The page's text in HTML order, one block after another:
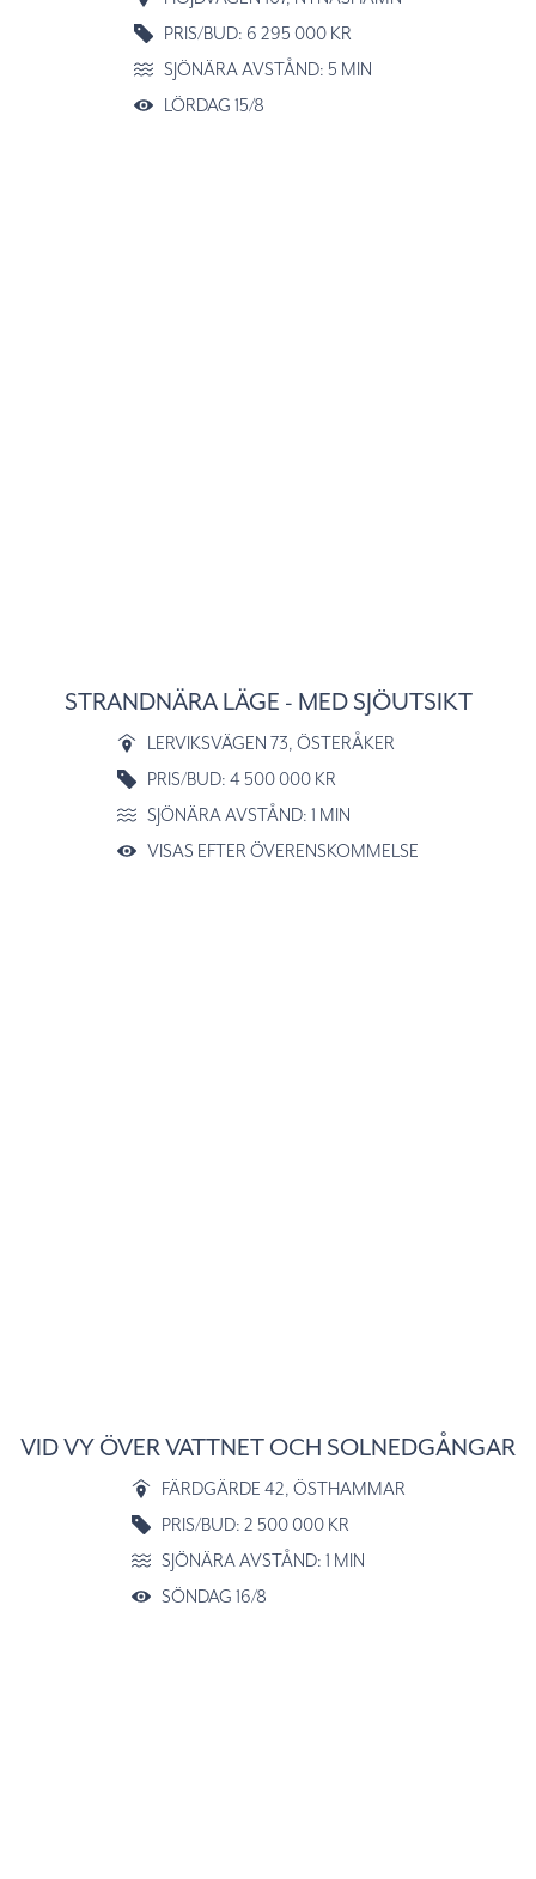
PRIS/BUD: 6 295 000 KR
SJÖNÄRA AVSTÅND: 5 MIN
LÖRDAG 15/8
STRANDNÄRA LÄGE - MED SJÖUTSIKT
LERVIKSVÄGEN 73, ÖSTERÅKER
PRIS/BUD: 4 500 000 KR
SJÖNÄRA AVSTÅND: 1 MIN
VISAS EFTER ÖVERENSKOMMELSE
VID VY ÖVER VATTNET OCH SOLNEDGÅNGAR
FÄRDGÄRDE 42, ÖSTHAMMAR
PRIS/BUD: 2 500 000 KR
SJÖNÄRA AVSTÅND: 1 MIN
SÖNDAG 16/8